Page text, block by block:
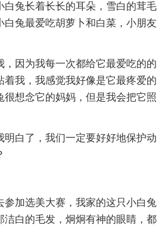
白兔长着长长的耳朵，雪白的茸毛
白兔最爱吃胡萝卜和白菜，小朋友
，因为我每一次都给它最爱吃的的
着我，我感觉我好像是它最疼爱的
很想念它的妈妈，但是我会把它照
明白了，我们一定要好好地保护动
参加选美大赛，我家的这只小白兔
洁白的毛发，炯炯有神的眼睛，都